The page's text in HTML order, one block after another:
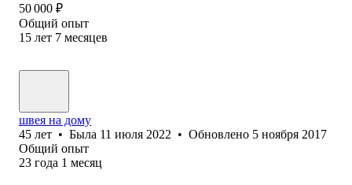
50 000 ₽
Общий опыт
15 лет 7 месяцев
швея на дому
45 лет • Была 11 июля 2022 • Обновлено 5 ноября 2017
Общий опыт
23 года 1 месяц